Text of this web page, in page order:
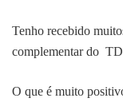
Tenho recebido
complementar do
O que é muito